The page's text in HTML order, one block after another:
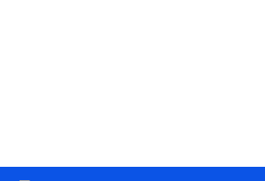
大場創業です。弊社は